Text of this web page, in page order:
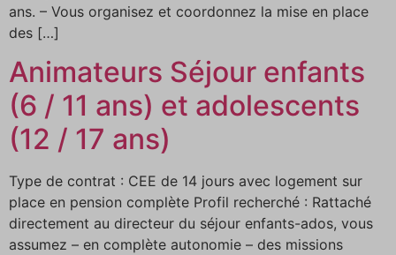
ans. – Vous organisez et coordonnez la mise en place
des […]
Animateurs Séjour enfants
(6 / 11 ans) et adolescents
(12 / 17 ans)
Type de contrat : CEE de 14 jours avec logement sur
place en pension complète Profil recherché : Rattaché
directement au directeur du séjour enfants-ados, vous
assumez – en complète autonomie – des missions